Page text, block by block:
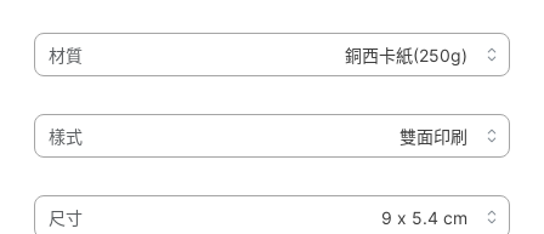
材質
樣式
尺寸